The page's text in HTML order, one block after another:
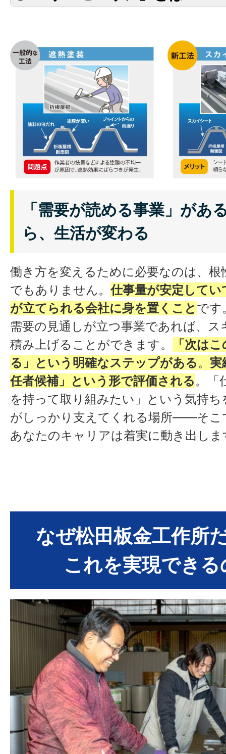
・夏の効果 ：太陽からの輻射熱
し、室内温度の上昇を大幅に抑
ず、保温効果を発揮
・ 省エネ効果：エアコンや暖房
プし、電気代を節約
・長持ち：高品質素材使用で、
続きます
・夏：外からの熱を跳ね返して
い
・冬：室内の熱を跳ね返して外
適な室内環境と省エネを同時に実現す
「需要が読める事業」があ
ら、生活が変わる
働き方を変えるために必要なのは、根
でもありません。仕事量が安定して
が立てられる会社に身を置くこと です
需要の見通しが立つ事業であれば、ス
積み上げることができます。
「次は
る」という明確なステップがある。 実
任者候補」という形で評価される。「
を持って取り組みたい」という気持ち
がしっかり支えてくれる場所——そこ
あなたのキャリアは着実に動き出しま
なぜ松田板金工作所
これを実現できる